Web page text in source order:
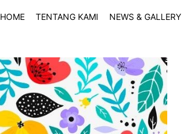
HOME TENTANG KAMI NEWS & GALLERY